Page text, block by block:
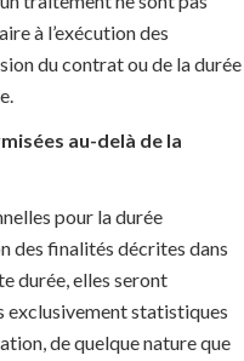
à l’exécution des
du contrat ou de la durée
au-delà de la
pour la durée
des finalités décrites dans
durée, elles seront
exclusivement statistiques
de quelque nature que